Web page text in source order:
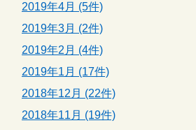
2019年4月 (5件)
2019年3月 (2件)
2019年2月 (4件)
2019年1月 (17件)
2018年12月 (22件)
2018年11月 (19件)